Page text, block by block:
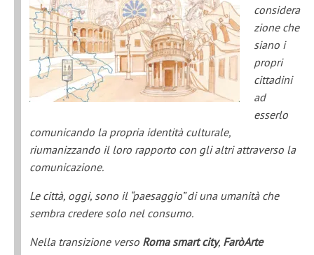
considera
zione che
siano i
propri
cittadini
ad
esserlo
comunicando la propria identità culturale,
riumanizzando il loro rapporto con gli altri attraverso la
comunicazione.
Le città, oggi, sono il “paesaggio” di una umanità che
sembra credere solo nel consumo.
Nellatransizione verso Romasmart city, FaròArte